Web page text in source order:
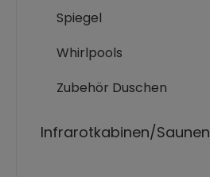
Spiegel
Whirlpools
Zubehör Duschen
Infrarotkabinen/Saunen